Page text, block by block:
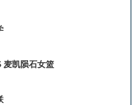
麦凯陨石女篮